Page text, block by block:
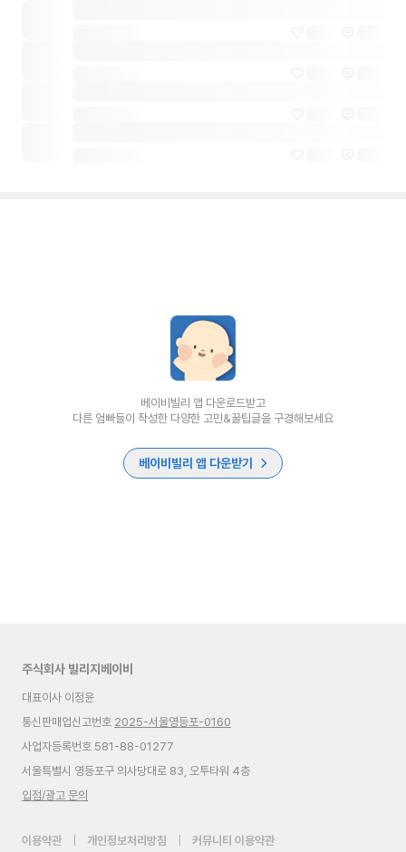
베이비빌리 앱 다운로드받고
다른 엄빠들이 작성한 다양한 고민&꿀팁글을 구경해보세요
베이비빌리 앱 다운받기
주식회사 빌리지베이비
대표이사 이정윤
통신판매업신고번호 2025-서울영등포-0160
사업자등록번호 581-88-01277
서울특별시 영등포구 의사당대로 83, 오투타워 4층
입점/광고 문의
이용약관 개인정보처리방침 커뮤니티 이용약관